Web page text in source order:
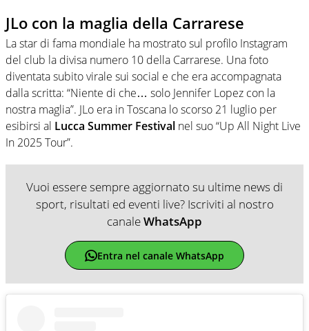
JLo con la maglia della Carrarese
La star di fama mondiale ha mostrato sul profilo Instagram
del club la divisa numero 10 della Carrarese. Una foto
diventata subito virale sui social e che era accompagnata
dalla scritta: “Niente di che… solo Jennifer Lopez con la
nostra maglia”. JLo era in Toscana lo scorso 21 luglio per
esibirsi al Lucca Summer Festival nel suo “Up All Night Live
In 2025 Tour”.
Vuoi essere sempre aggiornato su ultime news di
sport, risultati ed eventi live? Iscriviti al nostro
canaleWhatsApp
Entra nel canale WhatsApp